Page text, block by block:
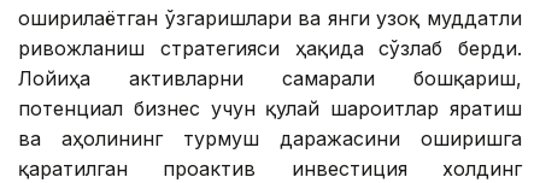
оширилаётган ўзгаришлари ва янги узоқ муддатли
ривожланиш стратегияси ҳақида сўзлаб берди.
Лойиҳа активларни самарали бошқариш,
потенциал бизнес учун қулай шароитлар яратиш
ва аҳолининг турмуш даражасини оширишга
қаратилган проактив инвестиция холдинг